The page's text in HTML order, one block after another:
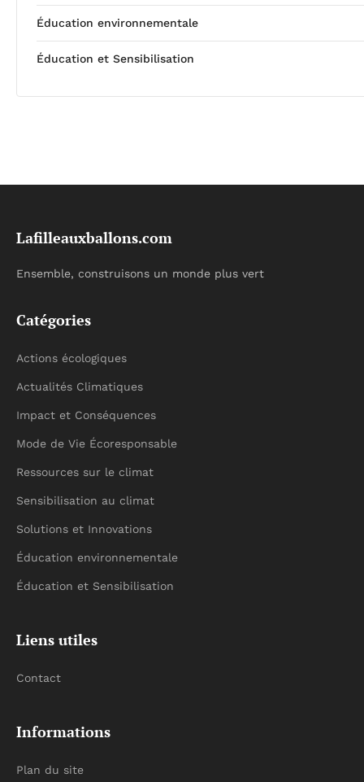
Éducation environnementale
Éducation et Sensibilisation
Lafilleauxballons.com
Ensemble, construisons un monde plus vert
Catégories
Actions écologiques
Actualités Climatiques
Impact et Conséquences
Mode de Vie Écoresponsable
Ressources sur le climat
Sensibilisation au climat
Solutions et Innovations
Éducation environnementale
Éducation et Sensibilisation
Liens utiles
Contact
Informations
Plan du site